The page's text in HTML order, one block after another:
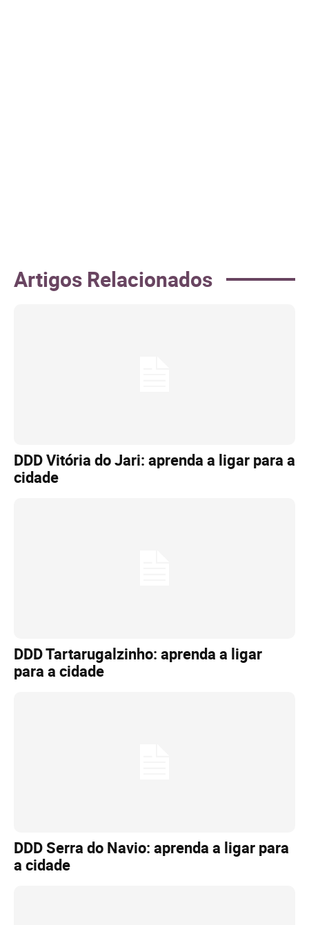
Artigos Relacionados
DDD Vitória do Jari: aprenda a ligar para a
cidade
DDD Tartarugalzinho: aprenda a ligar
para a cidade
DDD Serra do Navio: aprenda a ligar para
a cidade